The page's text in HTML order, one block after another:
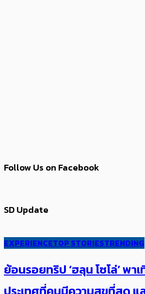
Follow Us on Facebook
SD Update
EXPERIENCETOP STORIESTRENDING
ย้อนรอยทริป ‘ฮลุน โซโล่’ ​​พาเ